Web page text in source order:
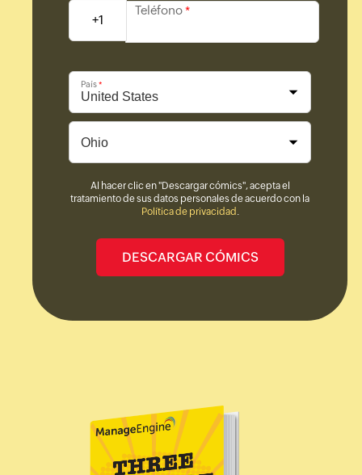
+1
Teléfono*
País*
Al hacer clic en "Descargar cómics", acepta el
tratamiento de sus datos personales de acuerdo con la
Política de privacidad .